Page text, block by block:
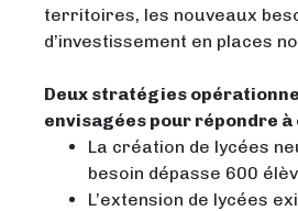
territoires, les nouveaux
d’investissement en places
Deux stratégies
envisagées pour répondre à
La création de lycées
besoin dépasse 600
L’extension de lycées